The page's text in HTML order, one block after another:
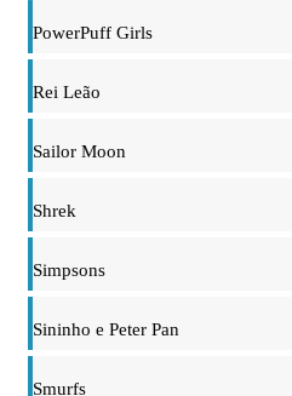
PowerPuff Girls
Rei Leão
Sailor Moon
Shrek
Simpsons
Sininho e Peter Pan
Smurfs